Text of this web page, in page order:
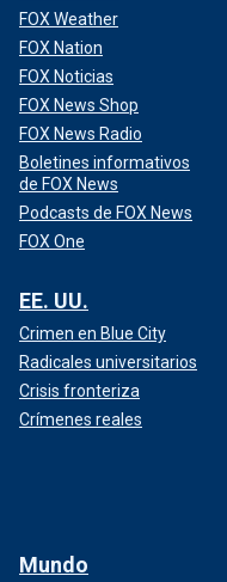
FOX Weather
FOX Nation
FOX Noticias
FOX News Shop
FOX News Radio
Boletines informativos
de FOX News
Podcasts de FOX News
FOX One
EE. UU.
Crimen en Blue City
Radicales universitarios
Crisis fronteriza
Crímenes reales
Mundo